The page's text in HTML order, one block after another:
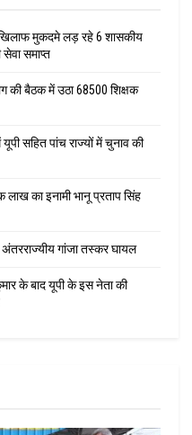
मुकदमे लड़ रहे 6 शासकीय
समाप्त
की बैठक में उठा 68500 शिक्षक
सहित पांच राज्यों में चुनाव की
का इनामी भानू प्रताप सिंह
गांजा तस्कर घायल
के बाद यूपी के इस नेता की